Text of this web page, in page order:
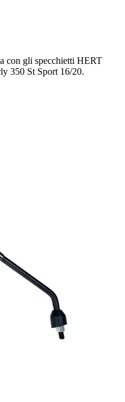
con gli specchietti HERT
350 St Sport 16/20.